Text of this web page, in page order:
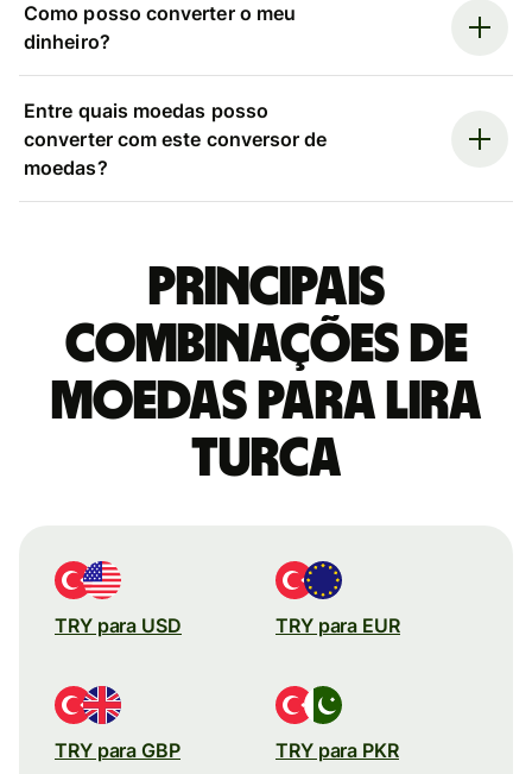
Como posso converter o meu
dinheiro?
Entre quais moedas posso
converter com este conversor de
moedas?
Principais
combinações de
moedas para Lira
turca
TRY para USD TRY para EUR
TRY para GBP TRY para PKR